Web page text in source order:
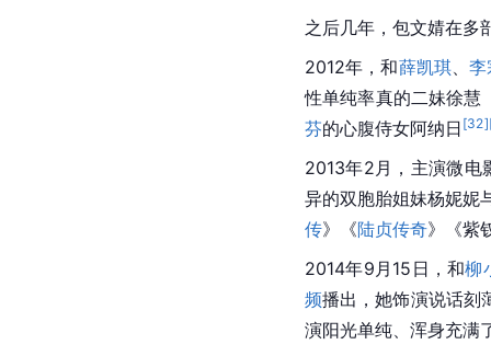
之后几年，包文婧在多
2012年，和薛凯琪 、李
性单纯率真的二妹徐慧
芬的心腹侍女阿纳日 [32]
2013年2月，主演微电
异的双胞胎姐妹杨妮妮
传》《陆贞传奇》《紫
2014年9月15日，和柳
频播出，她饰演说话刻
演阳光单纯、浑身充满